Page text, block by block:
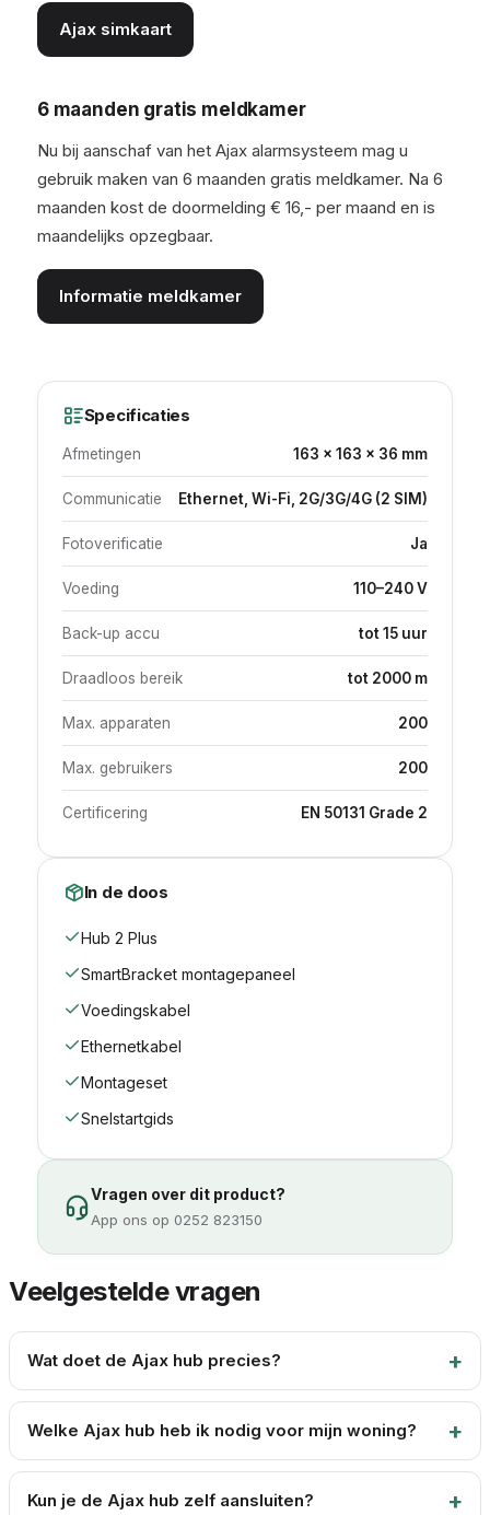
Ajax simkaart
6 maanden gratis meldkamer
Nu bij aanschaf van het Ajax alarmsysteem mag u
gebruik maken van 6 maanden gratis meldkamer. Na 6
maanden kost de doormelding € 16,- per maand en is
maandelijks opzegbaar.
Informatie meldkamer
Specificaties
Afmetingen 163 × 163 × 36 mm
Communicatie Ethernet, Wi-Fi, 2G/3G/4G (2 SIM)
Fotoverificatie Ja
Voeding 110–240 V
Back-up accu tot 15 uur
Draadloos bereik tot 2000 m
Max. apparaten 200
Max. gebruikers 200
Certificering EN 50131 Grade 2
In de doos
Hub 2 Plus
SmartBracket montagepaneel
Voedingskabel
Ethernetkabel
Montageset
Snelstartgids
Vragen over dit product?
App ons op 0252 823150
Veelgestelde vragen
Wat doet de Ajax hub precies?
Welke Ajax hub heb ik nodig voor mijn woning?
Kun je de Ajax hub zelf aansluiten?